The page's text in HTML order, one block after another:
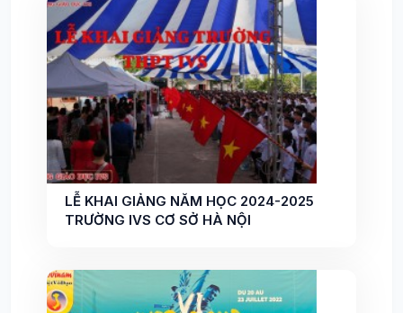
LỄ KHAI GIẢNG NĂM HỌC 2024-2025
TRƯỜNG IVS CƠ SỞ HÀ NỘI